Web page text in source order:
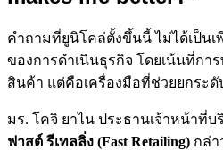
คำถามที่ยูนิโคล่ตั้งขึ้นนี้ ไม่ได้เป็น
ของการดำเนินธุรกิจ โดยเน้นที่กา
สินค้า แต่คือเครื่องมือที่ช่วยยกระ
มร. โคจิ ยาไน ประธานเจ้าหน้าที่
ฟาสต์ รีเทลลิ่ง (Fast Retailing) กล่า